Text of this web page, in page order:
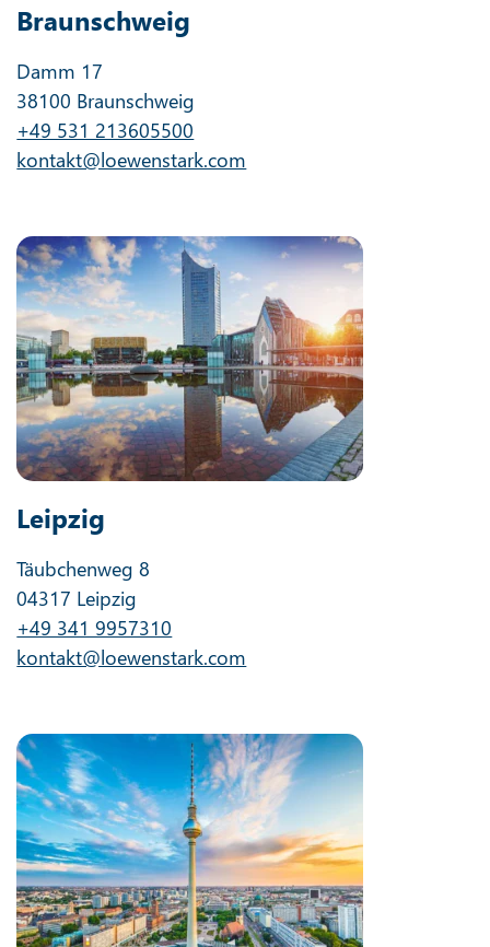
Braunschweig
Damm 17
38100 Braunschweig
+49 531 213605500
kontakt@loewenstark.com
Leipzig
Täubchenweg 8
04317 Leipzig
+49 341 9957310
kontakt@loewenstark.com